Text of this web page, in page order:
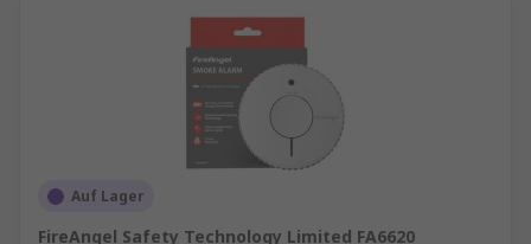
Auf Lager
FireAngel Safety Technology Limited FA6620